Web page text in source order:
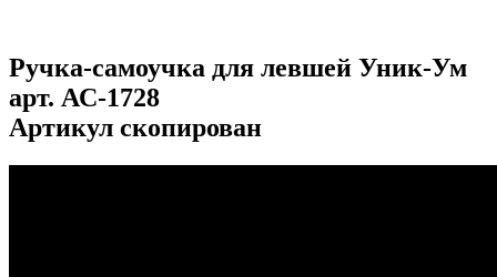
Ручка-самоучка для левшей Уник-Ум
арт. АС-1728
Артикул скопирован